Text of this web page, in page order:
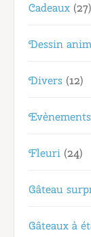
Cadeaux (27)
Dessin
Divers (12)
Evènements
Fleuri (24)
Gâteau
Gâteaux à